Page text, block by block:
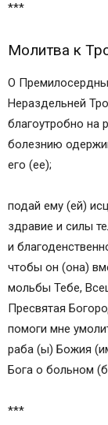
***
Молитва к
О
Нераздельней
благоутробно на
болезнию
его (ее);
подай ему (ей)
здравие и силы
и
чтобы он (она)
мольбы Тебе,
Пресвятая
помоги мне
раба (ы) Божия
Бога о больном
***